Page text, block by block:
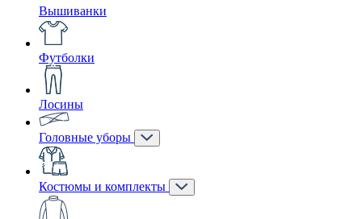
Вышиванки
Футболки
Лосины
Головные уборы
Костюмы и комплекты